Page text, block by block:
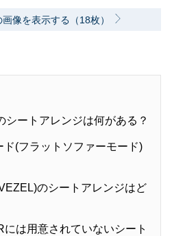
像を表示する（18枚）
シートアレンジは何がある？
ド(フラットソファーモード)
のシートアレンジはど
には用意されていないシート